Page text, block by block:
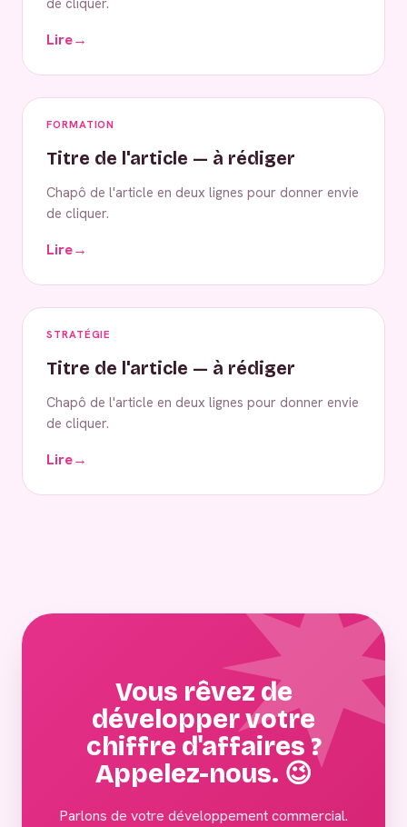
Lire→
FORMATION
Titre de l'article — à rédiger
Chapô de l'article en deux lignes pour donner envie
de cliquer.
Lire→
STRATÉGIE
Titre de l'article — à rédiger
Chapô de l'article en deux lignes pour donner envie
de cliquer.
Lire→
Vous rêvez de
développer votre
chiffre d'affaires ?
Appelez-nous. 😉
Parlons de votre développement commercial.